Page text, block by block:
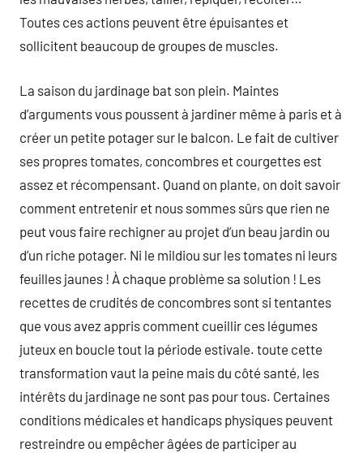
Toutes ces actions peuvent être épuisantes et
sollicitent beaucoup de groupes de muscles.
La saison du jardinage bat son plein. Maintes
d’arguments vous poussent à jardiner même à paris et à
créer un petite potager sur le balcon. Le fait de cultiver
ses propres tomates, concombres et courgettes est
assez et récompensant. Quand on plante, on doit savoir
comment entretenir et nous sommes sûrs que rien ne
peut vous faire rechigner au projet d’un beau jardin ou
d’un riche potager. Ni le mildiou sur les tomates ni leurs
feuilles jaunes ! À chaque problème sa solution ! Les
recettes de crudités de concombres sont si tentantes
que vous avez appris comment cueillir ces légumes
juteux en boucle tout la période estivale. toute cette
transformation vaut la peine mais du côté santé, les
intérêts du jardinage ne sont pas pour tous. Certaines
conditions médicales et handicaps physiques peuvent
restreindre ou empêcher âgées de participer au